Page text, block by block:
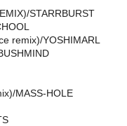
STARRBURST
remix)/YOSHIMARL
MASS-HOLE